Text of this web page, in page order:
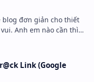
blog đơn giản cho thiết
Anh em nào cần thì
Link (Google